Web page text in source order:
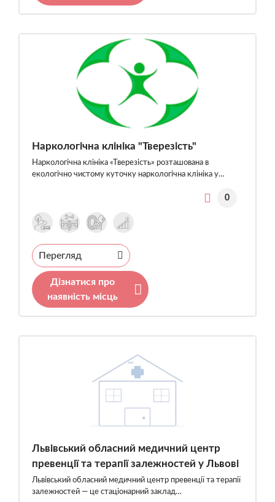
Наркологічна клініка "Тверезість"
Наркологічна клініка «Тверезість» розташована в
екологічно чистому куточку наркологічна клініка у…
0
Перегляд
Дізнатися про
наявність місць
Львівський обласний медичний центр
превенції та терапії залежностей у Львові
Львівський обласний медичний центр превенції та терапії
залежностей — це стаціонарний заклад…